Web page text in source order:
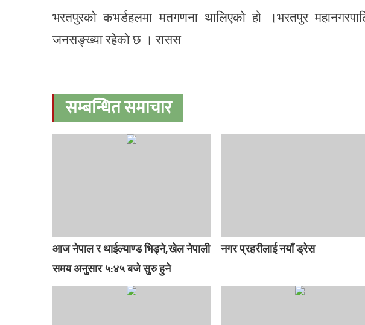
भरतपुरको कभर्डहलमा मतगणना थालिएको हो ।भरतपुर
जनसङ्ख्या रहेको छ । रासस
सम्बन्धित समाचार
आज नेपाल र थाईल्याण्ड भिड्ने,खेल नेपाली
समय अनुसार ५:४५ बजे सुरु हुने
नगर प्रहरीलाई नयाँ ड्रेस